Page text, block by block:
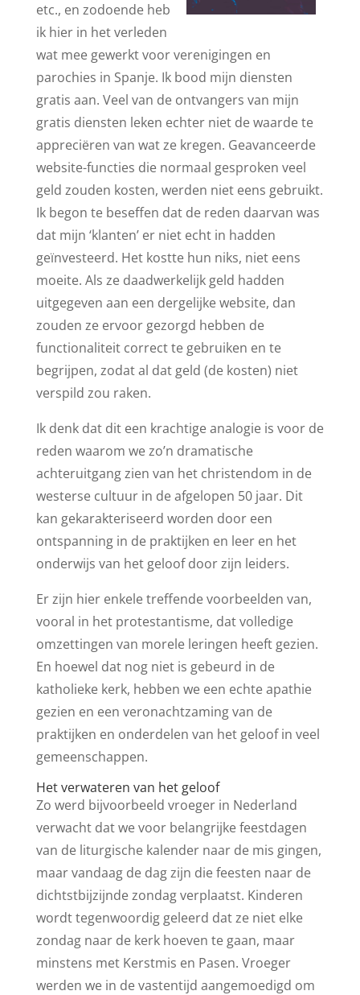
etc., en zodoende heb
ik hier in het verleden
wat mee gewerkt voor verenigingen en
parochies in Spanje. Ik bood mijn diensten
gratis aan. Veel van de ontvangers van mijn
gratis diensten leken echter niet de waarde te
appreciëren van wat ze kregen. Geavanceerde
website-functies die normaal gesproken veel
geld zouden kosten, werden niet eens gebruikt.
Ik begon te beseffen dat de reden daarvan was
dat mijn ‘klanten’ er niet echt in hadden
geïnvesteerd. Het kostte hun niks, niet eens
moeite. Als ze daadwerkelijk geld hadden
uitgegeven aan een dergelijke website, dan
zouden ze ervoor gezorgd hebben de
functionaliteit correct te gebruiken en te
begrijpen, zodat al dat geld (de kosten) niet
verspild zou raken.
Ik denk dat dit een krachtige analogie is voor de
reden waarom we zo’n dramatische
achteruitgang zien van het christendom in de
westerse cultuur in de afgelopen 50 jaar. Dit
kan gekarakteriseerd worden door een
ontspanning in de praktijken en leer en het
onderwijs van het geloof door zijn leiders.
Er zijn hier enkele treffende voorbeelden van,
vooral in het protestantisme, dat volledige
omzettingen van morele leringen heeft gezien.
En hoewel dat nog niet is gebeurd in de
katholieke kerk, hebben we een echte apathie
gezien en een veronachtzaming van de
praktijken en onderdelen van het geloof in veel
gemeenschappen.
Het verwateren van het geloof
Zo werd bijvoorbeeld vroeger in Nederland
verwacht dat we voor belangrijke feestdagen
van de liturgische kalender naar de mis gingen,
maar vandaag de dag zijn die feesten naar de
dichtstbijzijnde zondag verplaatst. Kinderen
wordt tegenwoordig geleerd dat ze niet elke
zondag naar de kerk hoeven te gaan, maar
minstens met Kerstmis en Pasen. Vroeger
werden we in de vastentijd aangemoedigd om